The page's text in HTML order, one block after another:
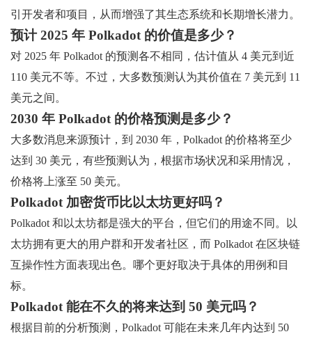
引开发者和项目，从而增强了其生态系统和长期增长潜力。
预计 2025 年 Polkadot 的价值是多少？
对 2025 年 Polkadot 的预测各不相同，估计值从 4 美元到近
110 美元不等。不过，大多数预测认为其价值在 7 美元到 11
美元之间。
2030 年 Polkadot 的价格预测是多少？
大多数消息来源预计，到 2030 年，Polkadot 的价格将至少
达到 30 美元，有些预测认为，根据市场状况和采用情况，
价格将上涨至 50 美元。
Polkadot 加密货币比以太坊更好吗？
Polkadot 和以太坊都是强大的平台，但它们的用途不同。以
太坊拥有更大的用户群和开发者社区，而 Polkadot 在区块链
互操作性方面表现出色。哪个更好取决于具体的用例和目
标。
Polkadot 能在不久的将来达到 50 美元吗？
根据目前的分析预测，Polkadot 可能在未来几年内达到 50